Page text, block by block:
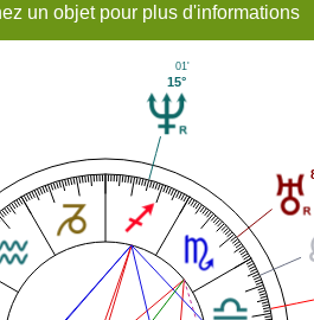
un objet pour plus d'informations
15°
01'